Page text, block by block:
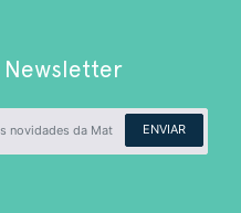
Newsletter
ENVIAR